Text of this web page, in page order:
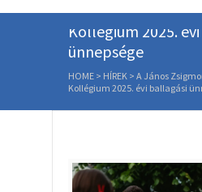
A János Zsigmond
Kollégium 2025.
ünnepsége
HOME > HÍREK > A János
Kollégium 2025. évi ballagási